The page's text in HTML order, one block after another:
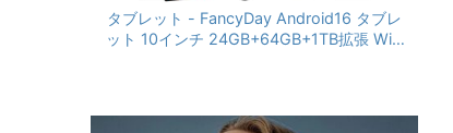
タブレット - FancyDay Android16 タブレ
ット 10インチ 24GB+64GB+1TB拡張 WiFi
RGBライト 児童守護 IPS画面 日本語説明書